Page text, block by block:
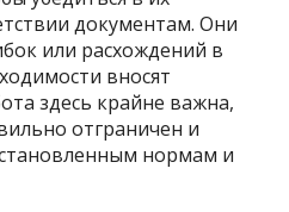
документам. Они
или расхождений в
вносят
здесь крайне важна,
отграничен и
нормам и